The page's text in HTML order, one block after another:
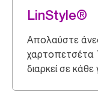
LinStyle®
Απολαύστε
χαρτοπετσέτα
διαρκεί σε κάθε